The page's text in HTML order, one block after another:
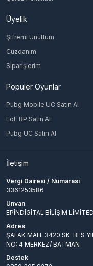
Üyelik
Şifremi Unuttum
Cüzdanım
Siparişlerim
Popüler Oyunlar
Pubg Mobile UC Satın Al
LoL RP Satın Al
Pubg UC Satın Al
İletişim
Vergi Dairesi / Numarası
3361253586
Unvan
EPİNDİGİTAL BİLİŞİM
Adres
ŞAFAK MAH. 3420 SK. BES
NO: 4 MERKEZ/ BATMAN
Destek